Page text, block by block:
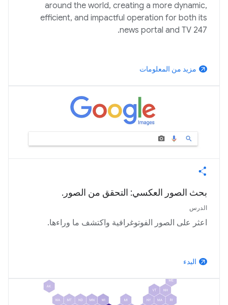
around the world, creating a more dynamic,
efficient, and impactful operation for both its
news portal and TV 247.
arrow_outward مزيد من المعلومات
بحث الصور العكسي: التحقق من الصور.
الدرس
اعثر على الصور الفوتوغرافية واكتشف ما وراءها.
arrow_outward البدء